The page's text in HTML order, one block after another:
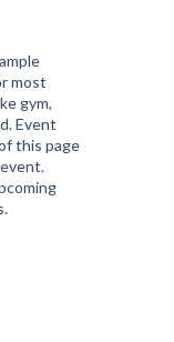
most
gym,
Event
this page